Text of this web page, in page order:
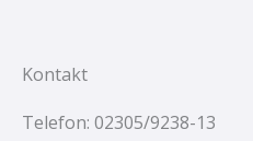
Kontakt
Telefon: 02305/9238-13